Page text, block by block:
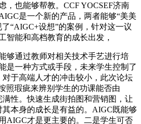
，也能够帮教。CCF YOCSEF济南
是一个新的产品，两者能够“美美
“AIGC+设想”的案例，针对这一议
智能和高档教育的成长出发，
通过教师对相关技术手艺进行培
是一种方式或手段，未来学生控制了
于高端人才的冲击较小，此次论坛
照瑕疵来辨别学生的功课能否由
性。快速生成街拍图和营销图，让
本身的成长是有益的。AIGC既能够
AIGC才是更主要的。二是学生可否